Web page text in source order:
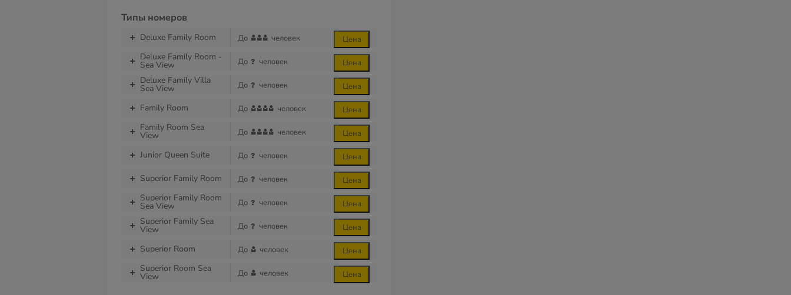
Типы номеров
Deluxe Family Room До человек Цена
Deluxe Family Room -
Sea View До человек Цена
Deluxe Family Villa
Sea View До человек Цена
Family Room До человек Цена
Family Room Sea
View До человек Цена
Junior Queen Suite До человек Цена
Superior Family Room До человек Цена
Superior Family Room
Sea View До человек Цена
Superior Family Sea
View До человек Цена
Superior Room До человек Цена
Superior Room Sea
View До человек Цена